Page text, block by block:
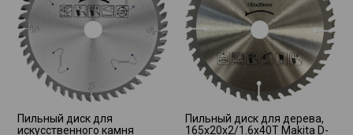
Пильный диск для
искусственного камня
Пильный диск для дерева,
165x20x2/1.6x40T Makita D-